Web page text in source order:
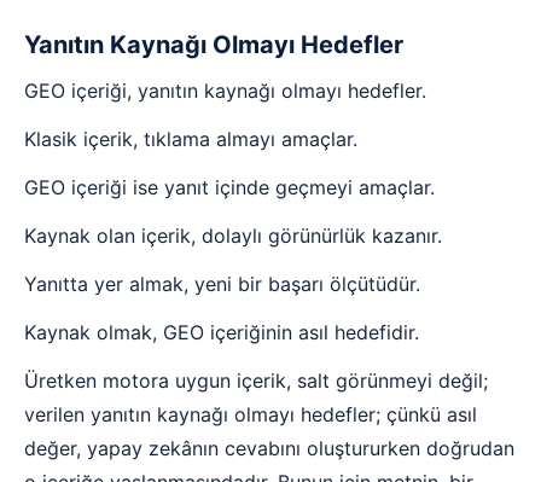
Yanıtın Kaynağı Olmayı Hedefler
GEO içeriği, yanıtın kaynağı olmayı hedefler.
Klasik içerik, tıklama almayı amaçlar.
GEO içeriği ise yanıt içinde geçmeyi amaçlar.
Kaynak olan içerik, dolaylı görünürlük kazanır.
Yanıtta yer almak, yeni bir başarı ölçütüdür.
Kaynak olmak, GEO içeriğinin asıl hedefidir.
Üretken motora uygun içerik, salt görünmeyi değil;
verilen yanıtın kaynağı olmayı hedefler; çünkü asıl
değer, yapay zekânın cevabını oluştururken doğrudan